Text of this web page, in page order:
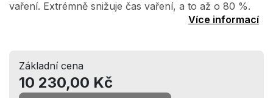
vaření. Extrémně snižuje čas vaření, a to až o 80 %.
Více informací
Základní cena
10 230,00 Kč